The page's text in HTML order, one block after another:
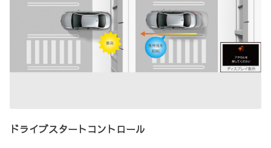
ドライブスタートコントロール